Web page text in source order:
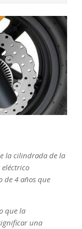
la cilindrada de la
de 4 años que
que la
una